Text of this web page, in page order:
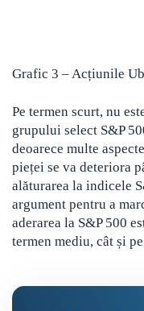
Grafic 3 – Acțiunile
Pe termen scurt, nu
grupului select S&P
deoarece multe
pieței se va deteriora
alăturarea la indicele
argument pentru a
aderarea la S&P 500
termen mediu, cât și